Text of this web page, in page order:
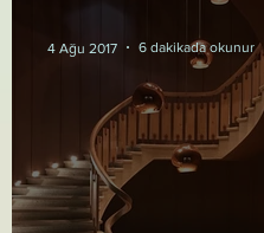
4 Ağu 2017 6 dakikada okunur